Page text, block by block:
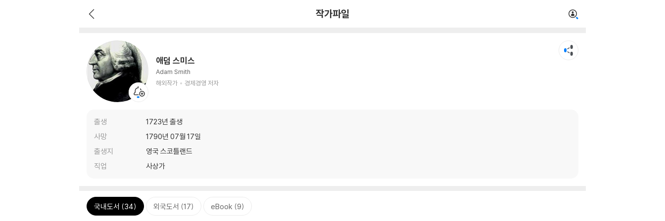
작가파일
애덤 스미스
Adam Smith
해외작가
경제경영 저자
출생
1723년 출생
사망
1790년 07월 17일
출생지
영국 스코틀랜드
직업
사상가
국내도서 (34) 외국도서 (17) eBook (9)